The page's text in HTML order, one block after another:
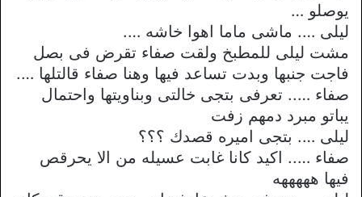
يوصلو …
ليلى …. ماشى ماما اهوا خاشه ….
مشت ليلى للمطبخ ولقت صفاء تقرض فى بصل
فاجت جنبها وبدت تساعد فيها وهنا صفاء قالتلها ….
صفاء ….. تعرفى بتجى خالتى وبناويتها واحتمال
يباتو مبرد دمهم زفت
ليلى …. بتجى اميره قصدك ؟؟؟
صفاء ….. اكيد كانا غابت عسيله من الا يحرقص
فيها هههههه